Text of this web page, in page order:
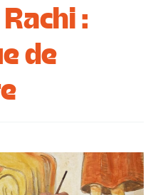
:
de